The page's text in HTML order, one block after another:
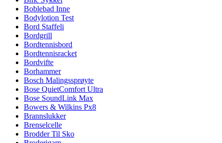
Boblebad Inne
Bodylotion Test
Bord Staffeli
Bordgrill
Bordtennisbord
Bordtennisracket
Bordvifte
Borhammer
Bosch Malingssprøyte
Bose QuietComfort Ultra
Bose SoundLink Max
Bowers & Wilkins Px8
Brannslukker
Brenselcelle
Brodder Til Sko